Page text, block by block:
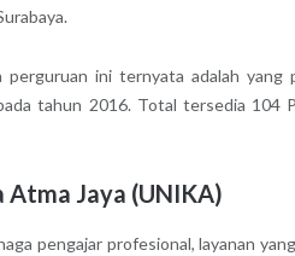
ini ternyata adalah
tahun 2016. Total tersedia 104
Jaya (UNIKA)
pengajar profesional, layanan